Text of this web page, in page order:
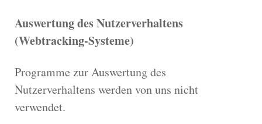
Auswertung des Nutzerverhaltens
(Webtracking-Systeme)
Programme zur Auswertung des
Nutzerverhaltens werden von uns nicht
verwendet.